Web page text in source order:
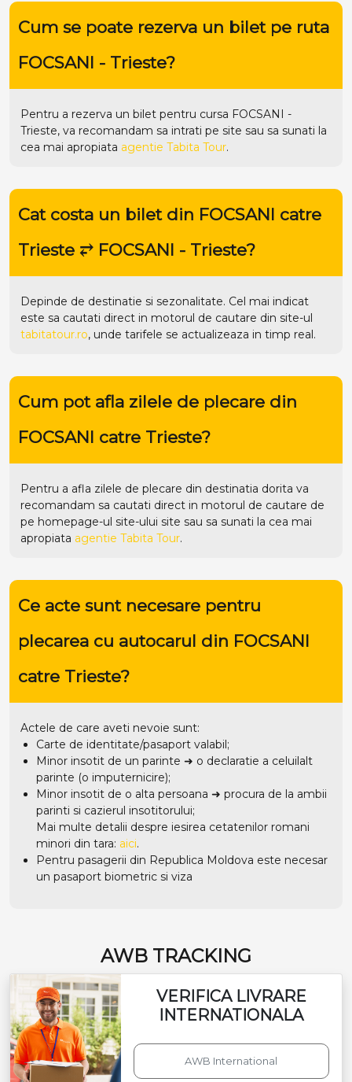
Cum se poate rezerva un bilet pe ruta
FOCSANI - Trieste?
Pentru a rezerva un bilet pentru cursa FOCSANI -
Trieste, va recomandam sa intrati pe site sau sa sunati la
cea mai apropiata agentie Tabita Tour.
Cat costa un bilet din FOCSANI catre
Trieste ⥂ FOCSANI - Trieste?
Depinde de destinatie si sezonalitate. Cel mai indicat
este sa cautati direct in motorul de cautare din site-ul
tabitatour.ro, unde tarifele se actualizeaza in timp real.
Cum pot afla zilele de plecare din
FOCSANI catre Trieste?
Pentru a afla zilele de plecare din destinatia dorita va
recomandam sa cautati direct in motorul de cautare de
pe homepage-ul site-ului site sau sa sunati la cea mai
apropiata agentie Tabita Tour.
Ce acte sunt necesare pentru
plecarea cu autocarul din FOCSANI
catre Trieste?
Actele de care aveti nevoie sunt:
Carte de identitate/pasaport valabil;
Minor insotit de un parinte ➜ o declaratie a celuilalt
parinte (o imputernicire);
Minor insotit de o alta persoana ➜ procura de la ambii
parinti si cazierul insotitorului;
Mai multe detalii despre iesirea cetatenilor romani
minori din tara: aici.
Pentru pasagerii din Republica Moldova este necesar
un pasaport biometric si viza
AWB TRACKING
VERIFICA LIVRARE
INTERNATIONALA